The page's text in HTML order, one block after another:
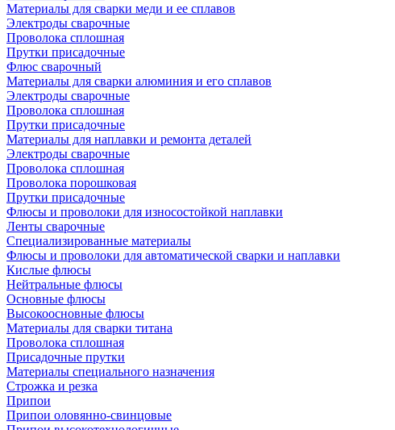
Материалы для сварки меди и ее сплавов
Электроды сварочные
Проволока сплошная
Прутки присадочные
Флюс сварочный
Материалы для сварки алюминия и его сплавов
Электроды сварочные
Проволока сплошная
Прутки присадочные
Материалы для наплавки и ремонта деталей
Электроды сварочные
Проволока сплошная
Проволока порошковая
Прутки присадочные
Флюсы и проволоки для износостойкой наплавки
Ленты сварочные
Специализированные материалы
Флюсы и проволоки для автоматической сварки и наплавки
Кислые флюсы
Нейтральные флюсы
Основные флюсы
Высокоосновные флюсы
Материалы для сварки титана
Проволока сплошная
Присадочные прутки
Материалы специального назначения
Строжка и резка
Припои
Припои оловянно-свинцовые